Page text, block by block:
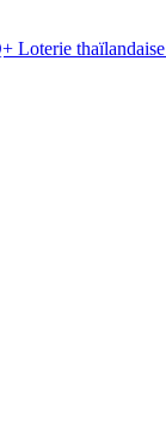
Loterie thaïlandaise